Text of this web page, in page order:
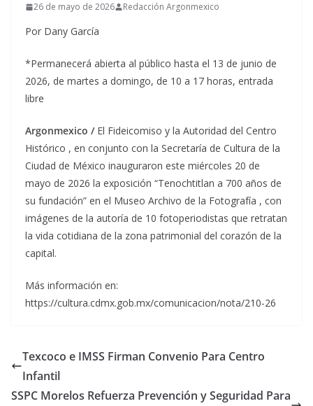
26 de mayo de 2026 Redacción Argonmexico
Por Dany García
*Permanecerá abierta al público hasta el 13 de junio de
2026, de martes a domingo, de 10 a 17 horas, entrada
libre
Argonmexico / El Fideicomiso y la Autoridad del Centro
Histórico , en conjunto con la Secretaría de Cultura de la
Ciudad de México inauguraron este miércoles 20 de
mayo de 2026 la exposición “Tenochtitlan a 700 años de
su fundación” en el Museo Archivo de la Fotografía , con
imágenes de la autoría de 10 fotoperiodistas que retratan
la vida cotidiana de la zona patrimonial del corazón de la
capital.
Más información en:
https://cultura.cdmx.gob.mx/comunicacion/nota/210-26
Texcoco e IMSS Firman Convenio Para Centro
Infantil
SSPC Morelos Refuerza Prevención y Seguridad Para